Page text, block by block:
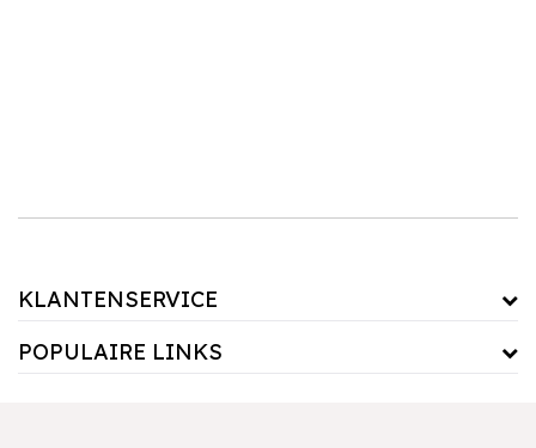
KLANTENSERVICE
POPULAIRE LINKS